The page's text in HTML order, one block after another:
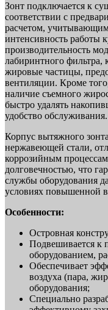
Зонт подключается к
соответствии с
расчетом,
интенсивность работы
производительность
лабиринтного фильтра,
жировые частицы,
вентиляции. Кроме
наличие съемного
быстро удалять
удобство обслуживания.
Корпус вытяжного
нержавеющей стали,
коррозийным
долговечностью, что
службы оборудования
условиях повышенной
Особенности:
Островная
Подвешивается к
оборудованием,
Обеспечивает
воздуха (пара,
оборудования;
Специально